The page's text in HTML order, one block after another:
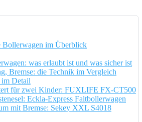
Bollerwagen im Überblick
was erlaubt ist und was sicher ist
Bremse: die Technik im Vergleich
Detail
für zwei Kinder: FUXLIFE FX-CT500
Eckla-Express Faltbollerwagen
mit Bremse: Sekey XXL S4018